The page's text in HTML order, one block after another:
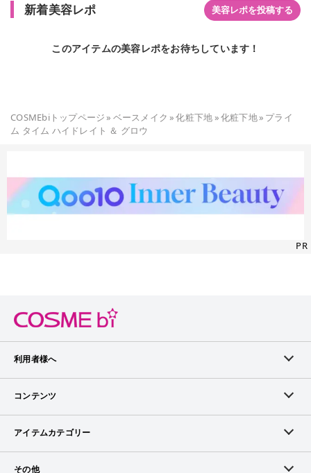
新着美容レポ 美容レポを投稿する
このアイテムの美容レポをお待ちしています！
COSMEbiトップページ» ベースメイク »化粧下地»化粧下地» プライ
ム タイム ハイドレイト ＆ グロウ
PR
利用者様へ
メンバーログイン
メンバー会員について
コンテンツ
ランキング
アイテムカテゴリー
スキンケア
その他